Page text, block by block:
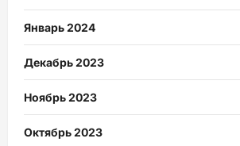
Январь 2024
Декабрь 2023
Ноябрь 2023
Октябрь 2023